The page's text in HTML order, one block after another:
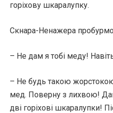
горіхову шкаралупку.
Скнара-Ненажера
– Не дам я тобі меду! Навіть
– Не будь такою
мед. Поверну з лихвою!
дві горіхові шкаралупки!